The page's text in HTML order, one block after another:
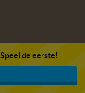
de eerste!